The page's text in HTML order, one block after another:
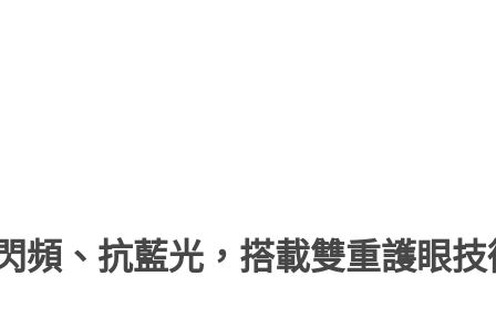
、抗藍光，搭載雙重護眼技